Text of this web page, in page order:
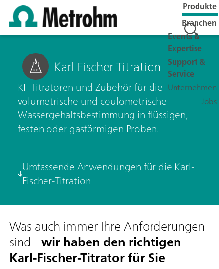
Produkte
Branchen
Events &
Expertise
Support &
Service
Unternehmen
Jobs
Karl Fischer Titration
KF-Titratoren und Zubehör für die
volumetrische und coulometrische
Wassergehaltsbestimmung in flüssigen,
festen oder gasförmigen Proben.
Umfassende Anwendungen für die Karl-
Fischer-Titration
Was auch immer Ihre Anforderungen
sind -wir haben den richtigen
Karl-Fischer-Titrator für Sie